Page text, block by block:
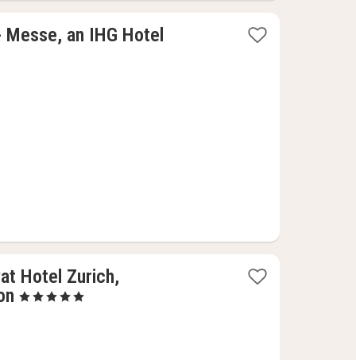
an IHG Hotel
Hotel Zurich,
1
, 5 Stjerner